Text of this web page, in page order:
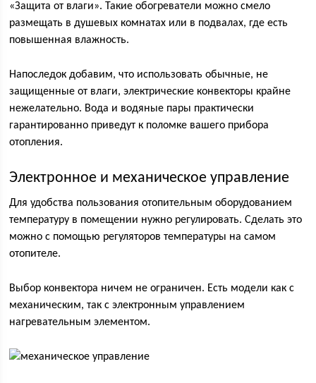
«Защита от влаги». Такие обогреватели можно смело
размещать в душевых комнатах или в подвалах, где есть
повышенная влажность.
Напоследок добавим, что использовать обычные, не
защищенные от влаги, электрические конвекторы крайне
нежелательно. Вода и водяные пары практически
гарантированно приведут к поломке вашего прибора
отопления.
Электронное и механическое управление
Для удобства пользования отопительным оборудованием
температуру в помещении нужно регулировать. Сделать это
можно с помощью регуляторов температуры на самом
отопителе.
Выбор конвектора ничем не ограничен. Есть модели как с
механическим, так с электронным управлением
нагревательным элементом.